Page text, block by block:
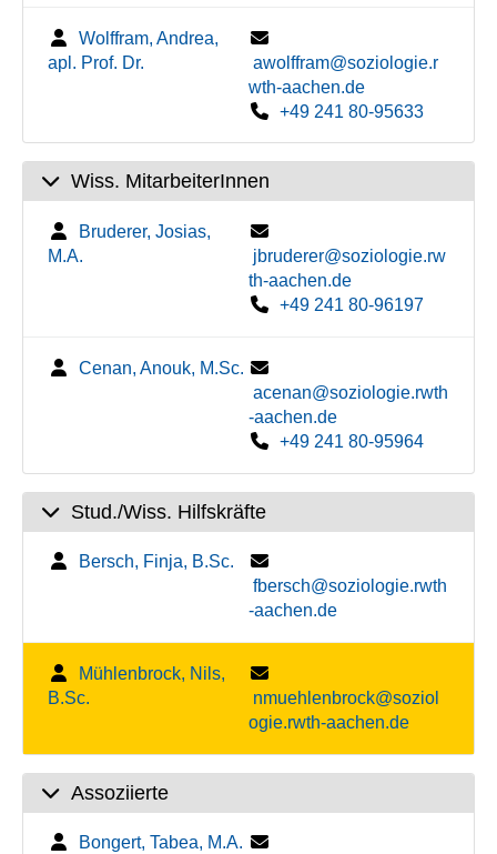
Wolffram, Andrea,
apl. Prof. Dr.
awolffram@soziologie.r
wth-aachen.de
+49 241 80-95633
Wiss. MitarbeiterInnen
Bruderer, Josias,
M.A.
jbruderer@soziologie.rw
th-aachen.de
+49 241 80-96197
Cenan, Anouk, M.Sc.
acenan@soziologie.rwth
-aachen.de
+49 241 80-95964
Stud./Wiss. Hilfskräfte
Bersch, Finja, B.Sc.
fbersch@soziologie.rwth
-aachen.de
Mühlenbrock, Nils,
B.Sc.
nmuehlenbrock@soziol
ogie.rwth-aachen.de
Assoziierte
Bongert, Tabea, M.A.